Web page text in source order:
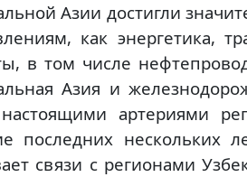
Азии достигли
как энергетика,
в том числе
Азия и
артериями
последних нескольких
связи с регионами